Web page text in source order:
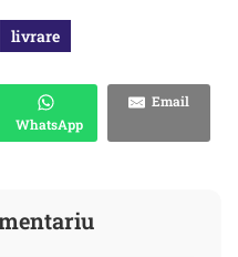
livrare
WhatsApp
Email